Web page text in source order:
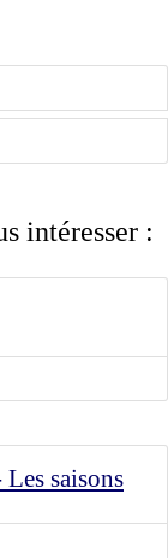
intéresser :
Les saisons